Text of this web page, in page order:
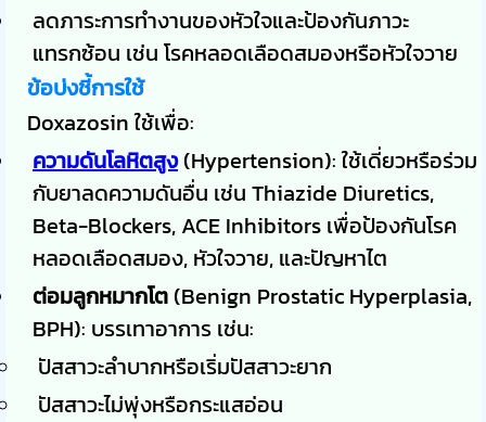
ลดภาระการทำงานของหัวใจและป้องกันภาวะ
แทรกซ้อน เช่น โรคหลอดเลือดสมองหรือหัวใจวาย
ข้อบ่งชี้การใช้
Doxazosin ใช้เพื่อ:
ความดันโลหิตสูง(Hypertension): ใช้เดี่ยวหรือร่วม
กับยาลดความดันอื่น เช่น Thiazide Diuretics,
Beta-Blockers, ACE Inhibitors เพื่อป้องกันโรค
หลอดเลือดสมอง, หัวใจวาย, และปัญหาไต
ต่อมลูกหมากโต(Benign Prostatic Hyperplasia,
BPH): บรรเทาอาการ เช่น:
ปัสสาวะลำบากหรือเริ่มปัสสาวะยาก
ปัสสาวะไม่พุ่งหรือกระแสอ่อน